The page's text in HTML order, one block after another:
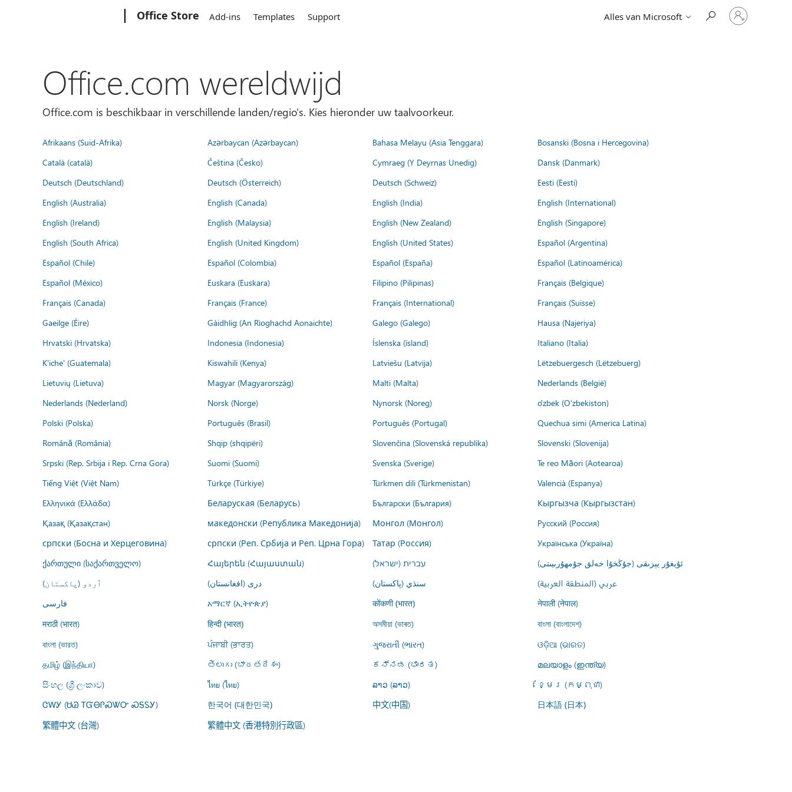
Office Store Add-ins Templates Support Alles van Microsoft
Meld
je
aan
Office.com wereldwijd
Office.com is beschikbaar in verschillende landen/regio's. Kies hieronder uw taalvoorkeur.
Afrikaans (Suid-Afrika) Azərbaycan (Azərbaycan) Bahasa Melayu (Asia Tenggara)
Bosanski (Bosna i Hercegovina)
Català (català)
Čeština (Česko) Cymraeg (Y Deyrnas Unedig)
Dansk (Danmark)
Deutsch (Deutschland)
Deutsch (Österreich) Deutsch (Schweiz)
Eesti (Eesti)
English (Australia)
English (Canada) English (India)
English (International)
English (Ireland)
English (Malaysia) English (New Zealand)
English (Singapore)
English (South Africa)
English (United Kingdom) English (United States)
Español (Argentina)
Español (Chile)
Español (Colombia) Español (España)
Español (Latinoamérica)
Español (México)
Euskara (Euskara) Filipino (Pilipinas)
Français (Belgique)
Français (Canada)
Français (France) Français (International)
Français (Suisse)
Gaeilge (Éire)
Gàidhlig (An Rìoghachd Aonaichte) Galego (Galego)
Hausa (Najeriya)
Hrvatski (Hrvatska)
Indonesia (Indonesia) Íslenska (ísland)
Italiano (Italia)
K'iche' (Guatemala)
Kiswahili (Kenya) Latviešu (Latvija)
Lëtzebuergesch (Lëtzebuerg)
Lietuvių (Lietuva)
Magyar (Magyarország) Malti (Malta)
Nederlands (België)
Nederlands (Nederland)
Norsk (Norge) Nynorsk (Noreg)
o'zbek (O'zbekiston)
Polski (Polska)
Português (Brasil) Português (Portugal)
Quechua simi (America Latina)
Română (România)
Shqip (shqipëri) Slovenčina (Slovenská republika)
Slovenski (Slovenija)
Srpski (Rep. Srbija i Rep. Crna Gora)
Suomi (Suomi) Svenska (Sverige)
Te reo Māori (Aotearoa)
Tiếng Việt (Việt Nam)
Türkçe (Türkiye) Türkmen dili (Türkmenistan)
Valencià (Espanya)
Ελληνικά (Ελλάδα)
Беларуская (Беларусь) Български (България)
Кыргызча (Кыргызстан)
Қазақ (Қазақстан)
македонски (Република Македонија) Монгол (Монгол)
Русский (Россия)
српски (Босна и Херцеговина)
српски (Реп. Србија и Реп. Црна Гора) Татар (Россия)
Українська (Україна)
ქართული (საქართველო)
Հայերեն (Հայաստան) עברית (ישראל)
ئۇيغۇر يېزىقى (جۇڭخۇا خەلق جۇمھۇرىيىتى)
اُردو (پاکستان)
درى (افغانستان) سنڌي (پاکستان)
عربي (المنطقة العربية)
فارسى
አማርኛ (ኢትዮጵያ) कोंकणी (भारत)
नेपाली (नेपाल)
मराठी (भारत)
हिन्दी (भारत) অসমীয়া (ভাৰত)
বাংলা (বাংলাদেশ)
বাংলা (ভারত)
ਪੰਜਾਬੀ (ਭਾਰਤ) ગુજરાતી (ભારત)
ଓଡ଼ିଆ (ଭାରତ)
தமிழ் (இந்தியா)
తెలుగు (భారతదేశం) ಕನ್ನಡ (ಭಾರತ)
മലയാളം (ഇന്ത്യ)
සිංහල (ශ්‍රී ලංකාව)
ไทย (ไทย) ລາວ (ລາວ)
ខ្មែរ (កម្ពុជា)
ᏣᎳᎩ (ᏌᏊ ᎢᏳᎾᎵᏍᏔᏅ ᏍᎦᏚᎩ)
한국어 (대한민국) 中文(中国) 日本語 (日本)
繁體中文 (台灣) 繁體中文 (香港特別行政區)